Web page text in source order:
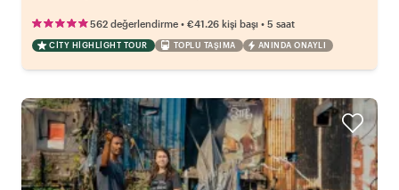
562 değerlendirme • €41.26 kişi başı • 5 saat
CITY HIGHLIGHT TOUR TOPLU TAŞIMA ANINDA ONAYLI